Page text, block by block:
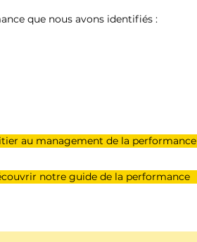
que nous avons identifiés :
au management de la performance
notre guide de la performance